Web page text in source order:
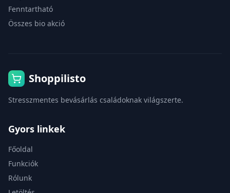
Fenntartható
Összes bio akció
Shoppilisto
Stresszmentes bevásárlás családoknak világszerte.
Gyors linkek
Főoldal
Funkciók
Rólunk